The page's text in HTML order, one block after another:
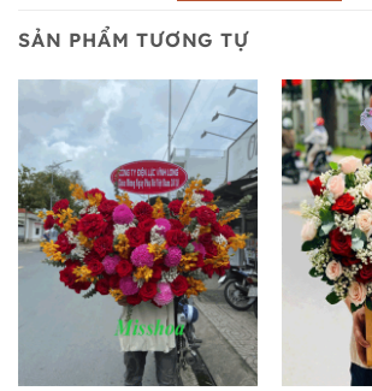
SẢN PHẨM TƯƠNG TỰ